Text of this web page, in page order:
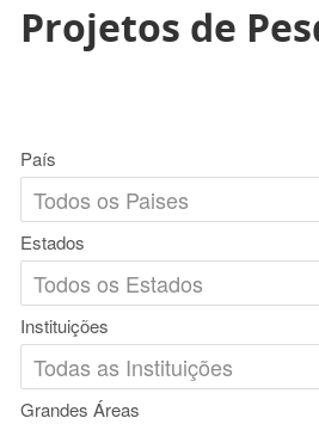
Projetos de
País
Estados
Instituições
Grandes Áreas